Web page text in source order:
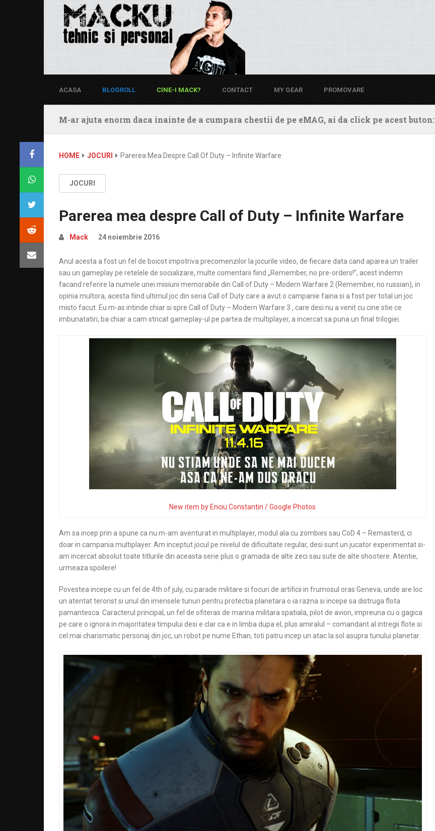
ACASA BLOGROLL CINE-I MACK? CONTACT MY GEAR PROMOVARE
M-ar ajuta enorm daca inainte de a cumpara chestii de pe eMAG, ai da click pe acest buton:
HOME JOCURI Parerea Mea Despre Call Of Duty – Infinite Warfare
JOCURI
Parerea mea despre Call of Duty – Infinite Warfare
Mack 24 noiembrie 2016
Anul acesta a fost un fel de boicot impotriva precomenzilor la jocurile video, de fiecare data cand aparea un trailer
sau un gameplay pe retelele de socializare, multe comentarii fiind „Remember, no pre-orders!”, acest indemn
facand referire la numele unei misiuni memorabile din Call of Duty – Modern Warfare 2 (Remember, no russian), in
opinia multora, acesta fiind ultimul joc din seria Call of Duty care a avut o campanie faina si a fost per total un joc
misto facut. Eu m-as intinde chiar si spre Call of Duty – Modern Warfare 3 , care desi nu a venit cu cine stie ce
imbunatatiri, ba chiar a cam stricat gameplay-ul pe partea de multiplayer, a incercat sa puna un final trilogiei.
New item by Enciu Constantin / Google Photos
Am sa incep prin a spune ca nu m-am aventurat in multiplayer, modul ala cu zombies sau CoD 4 – Remasterd, ci
doar in campania multiplayer. Am inceptut jocul pe nivelul de dificultate regular, desi sunt un jucator experimentat si-
am incercat absolut toate titlurile din aceasta serie plus o gramada de alte zeci sau sute de alte shootere. Atentie,
urmeaza spoilere!
Povestea incepe cu un fel de 4th of july, cu parade militare si focuri de artificii in frumosul oras Geneva, unde are loc
un atentat terorist si unul din imensele tunuri pentru protectia planetara o ia razna si incepe sa distruga flota
pamantesca. Caracterul principal, un fel de ofiteras de marina militara spatiala, pilot de avion, impreuna cu o gagica
pe care o ignora in majoritatea timpului desi e clar ca e in limba dupa el, plus amiralul – comandant al intregii flote si
cel mai charismatic personaj din joc, un robot pe nume Ethan, toti patru incep un atac la sol asupra tunului planetar.